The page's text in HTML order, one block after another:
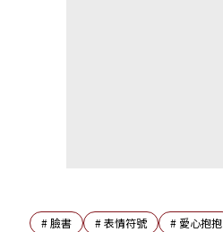
#臉書 #表情符號 # 愛心抱抱